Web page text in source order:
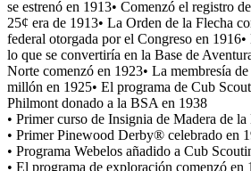
se estrenó en 1913• Comenzó el registro
25¢ era de 1913• La Orden de la Flecha
federal otorgada por el Congreso en
lo que se convertiría en la Base de
Norte comenzó en 1923• La membresía
millón en 1925• El programa de Cub
Philmont donado a la BSA en 1938
• Primer curso de Insignia de Madera de
• Primer Pinewood Derby® celebrado en
• Programa Webelos añadido a Cub
• El programa de exploración comenzó en